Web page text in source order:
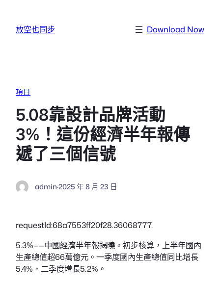
放空也同步 Download Now
項目
5.08靠設計品牌活動
3%！這份經濟半年報傳
遞了三個信號
admin·2025 年 8 月 23 日
requestId:68a7553ff20f28.36068777.
5.3%——中國經濟半年報揭曉。初步核算，上半年國內
生產總值超66萬億元。一季度國內生產總值同比增長
5.4%，二季度增長5.2%。